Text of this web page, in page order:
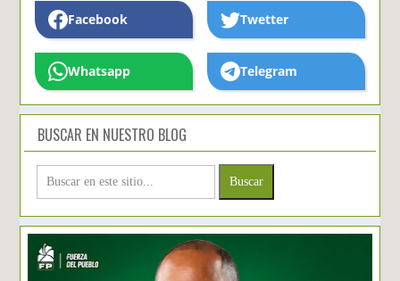
Facebook Twetter
Whatsapp Telegram
BUSCAR EN NUESTRO BLOG